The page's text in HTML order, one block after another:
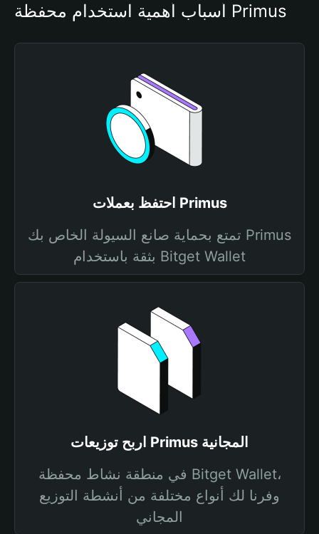
أسباب أهمية استخدام محفظة Primus
احتفظ بعملات Primus
تمتع بحماية صانع السيولة الخاص بك Primus
بثقة باستخدام Bitget Wallet
اربح توزيعات Primus المجانية
في منطقة نشاط محفظة Bitget Wallet،
وفرنا لك أنواع مختلفة من أنشطة التوزيع
المجاني